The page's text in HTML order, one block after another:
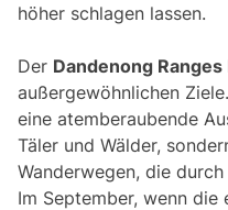
höher schlagen lassen.
Der Dandenong
außergewöhnlichen
eine atemberaubende
Täler und Wälder,
Wanderwegen, die
Im September, wenn die